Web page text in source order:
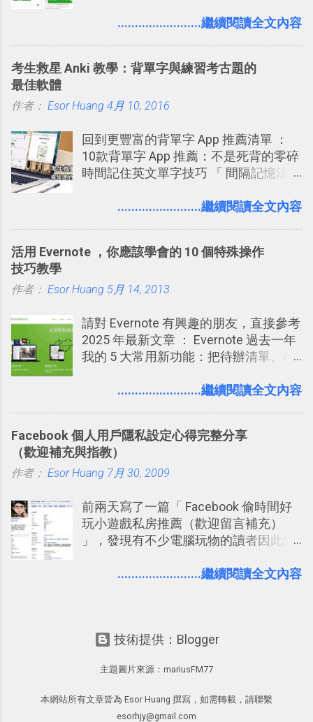
2016/8 新增： Trello 開放「強化功能」
技！最想要的強大 Trello 客製化範例教
急時間管理四象限在 Trello 活用與範本
用 Trello？ 8個專案排程協作重點技巧
2017/6 新增： 如何用 Trello 規劃自助
旅行？我的 Trello 行程計畫使用技巧教
卡片不再落落長？專案管理的5個關鍵
子彈筆記？我的 Trello GTD 方法範例看
板分享
鴉牆上，從而禁止可能的祕密被你其他
（ChatGPT） 的 Codex 工具？ 如何用
打造一個更自動化的電腦工作流程。
........................繼續閱讀全文內容
考生救星 Anki 教學：背單字與練習考古題的
最佳軟體
作者： Esor Huang 4月 10, 2016
回到更豐富的背單字 App 推薦清單 ：
10款背單字 App 推薦：不是死背的零碎
時間記住英文單字技巧 「 間隔記憶法
短期記憶變成長期記憶。 舉例來說我今
強；然後下次快要忘記可能變成相隔一
化，讓記憶延長到可能半個月；那時候
來一個月的記憶長度！就這樣反覆慢慢
拉長時間練習，就能讓一個東西成為腦
海中更深刻的記憶。 問題是，當我們一
要準備數百個考試問題時，自己手動進
練習的記憶卡片，自動規劃要延期複習
的卡片，每天自動產生記憶練習題，這
樣的軟體中最受好評的，或許就是今天
........................繼續閱讀全文內容
活用 Evernote ，你應該學會的 10 個特殊操作
技巧教學
作者： Esor Huang 5月 14, 2013
請對 Evernote 有興趣的朋友，直接參考
2025 年最新文章 ： Evernote 過去一年
我的 5 大常用新功能：把待辦清單、AI
介紹文章： 把不同筆記中的待辦清單統
大綱收合、目錄連結、錨點連結，整理
超長筆記應用案例分享 新功能教學： 會
議記錄不麻煩！我常用兩個 Evernote AI
學： Evernote 新增類似 Google 文件的
「免帳號登入」多人同步編輯功能
........................繼續閱讀全文內容
Facebook 個人用戶隱私設定心得完整分享
（歡迎補充與指教）
作者： Esor Huang 7月 30, 2009
前兩天寫了一篇「 Facebook 偷時間好
玩小遊戲私房推薦（歡迎留言補充）
」，發現有不少電腦玩物的讀者因此開
Facebook確 實是目前最好的社群、社
又加入了哪個社團？某位好友又出現在
哪個遊戲？但也正因為如此，Facebook
社群效果？則是很多人感到疑慮的部
........................繼續閱讀全文內容
技術提供：Blogger
主題圖片來源： mariusFM77
本網站所有文章皆為 Esor Huang 撰寫，如需轉載，請聯繫
esorhjy@gmail.com